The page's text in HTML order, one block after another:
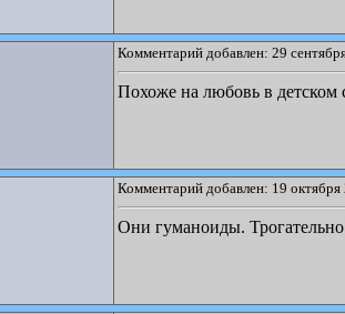
Комментарий добавлен: 29
Похоже на любовь в детском
Комментарий добавлен: 19
Они гуманоиды.